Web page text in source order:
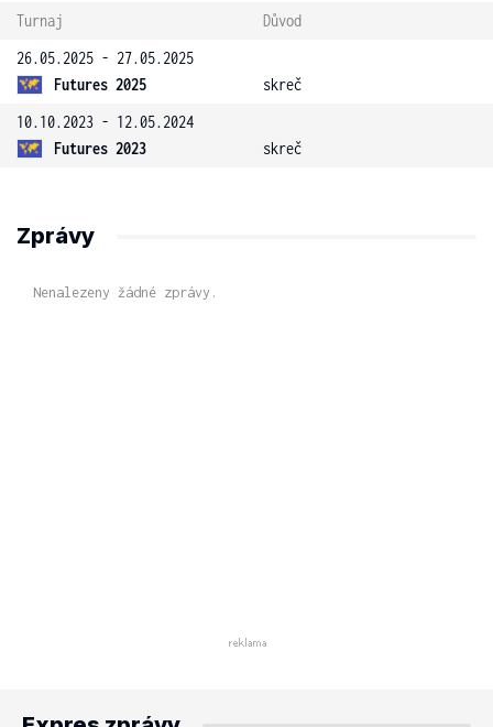
Turnaj
Důvod
26.05.2025 - 27.05.2025
Futures 2025
skreč
10.10.2023 - 12.05.2024
Futures 2023
skreč
Zprávy
Nenalezeny žádné zprávy.